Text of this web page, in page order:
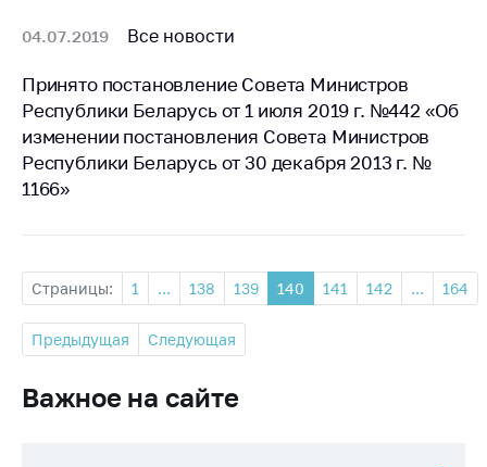
04.07.2019 Все новости
Принято постановление Совета Министров
Республики Беларусь от 1 июля 2019 г. №442 «Об
изменении постановления Совета Министров
Республики Беларусь от 30 декабря 2013 г. №
1166»
Страницы: 1 ... 138 139 140 141 142 ... 164
Предыдущая Следующая
Важное на сайте